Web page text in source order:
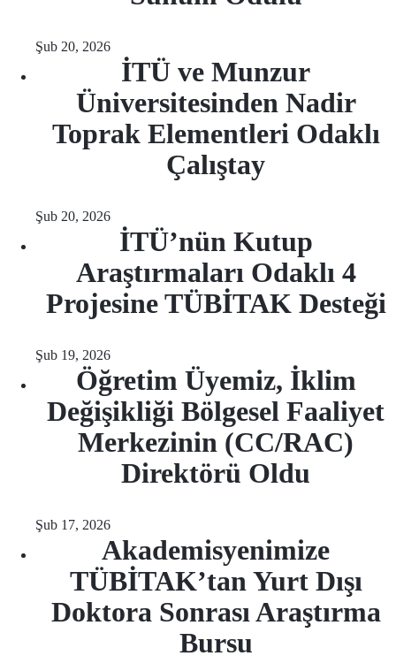
Şub 20, 2026
İTÜ ve Munzur
Üniversitesinden Nadir
Toprak Elementleri Odaklı
Çalıştay
Şub 20, 2026
İTÜ’nün Kutup
Araştırmaları Odaklı 4
Projesine TÜBİTAK Desteği
Şub 19, 2026
Öğretim Üyemiz, İklim
Değişikliği Bölgesel Faaliyet
Merkezinin (CC/RAC)
Direktörü Oldu
Şub 17, 2026
Akademisyenimize
TÜBİTAK’tan Yurt Dışı
Doktora Sonrası Araştırma
Bursu